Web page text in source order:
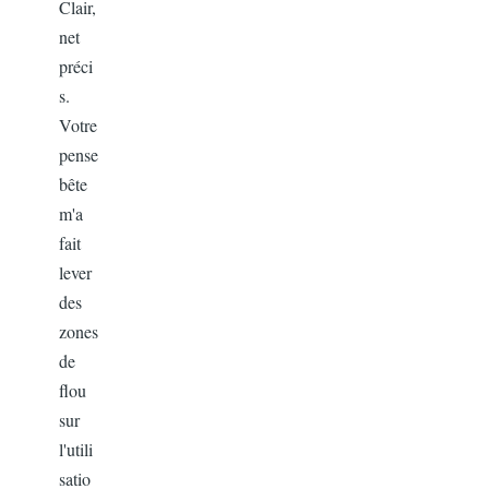
Clair,
net
préci
s.
Votre
pense
bête
m'a
fait
lever
des
zones
de
flou
sur
l'utili
satio